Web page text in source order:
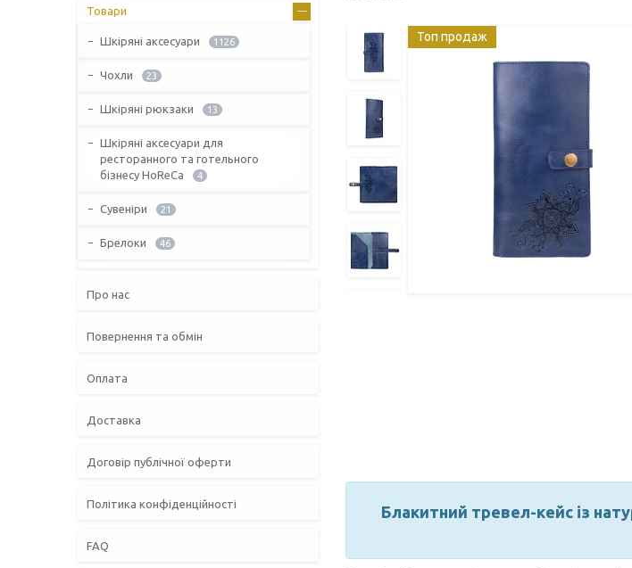
Топ продаж
Блакитний тревел-кейс із
Товари
Шкіряні аксесуари 1126
Чохли 23
Шкіряні рюкзаки 13
Шкіряні аксесуари для
ресторанного та готельного
бізнесу HoReCa
4
Сувеніри 21
Брелоки 46
Про нас
Повернення та обмін
Оплата
Доставка
Договір публічної оферти
Політика конфіденційності
FAQ